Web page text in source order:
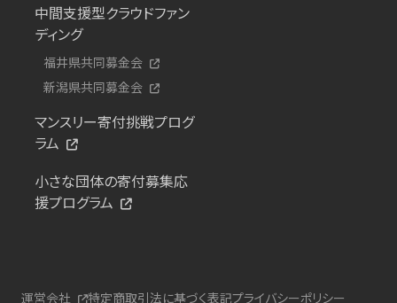
中間支援型クラウドファン
ディング
福井県共同募金会
新潟県共同募金会
マンスリー寄付挑戦プログ
ラム
小さな団体の寄付募集応
援プログラム
運営会社 特定商取引法に基づく表記プライバシーポリシー